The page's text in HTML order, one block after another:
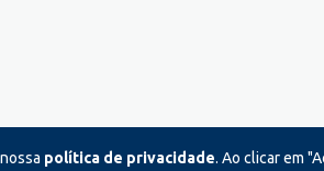
política de privacidade. Ao clicar em